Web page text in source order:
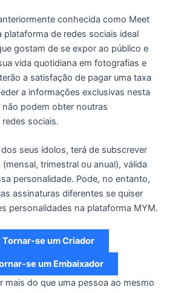
conhecida como Meet
plataforma de redes sociais ideal
gostam de se expor ao público e
vida quotidiana em fotografias e
a satisfação de pagar uma taxa
a informações exclusivas nesta
não podem obter noutras
sociais.
dos seus ídolos, terá de subscrever
(mensal, trimestral ou anual), válida
personalidade. Pode, no entanto,
assinaturas diferentes se quiser
personalidades na plataforma MYM.
Tornar-se um Criador
se um Embaixador
mais do que uma pessoa ao mesmo